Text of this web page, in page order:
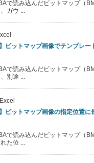
で読み込んだビットマップ（
ガウ ...
ビットマップ画像でテンプレー
で読み込んだビットマップ（
別途 ...
Excel
ビットマップ画像の指定位置に
で読み込んだビットマップ（
た位 ...